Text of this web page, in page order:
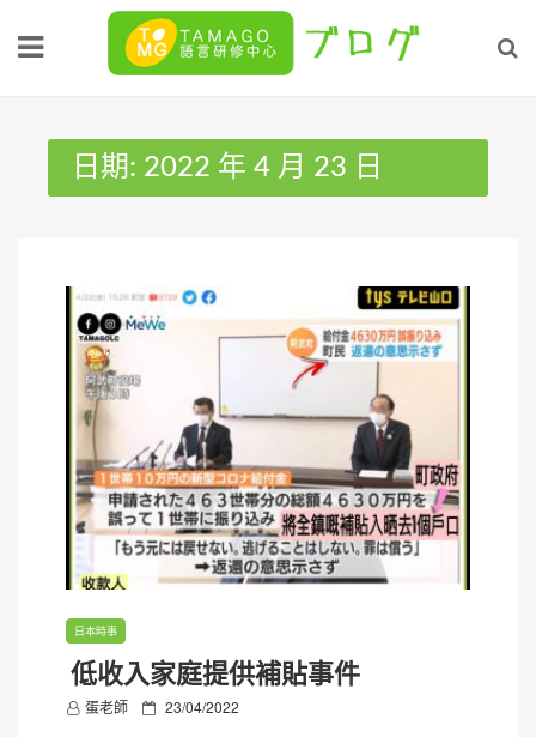
日期: 2022 年 4 月 23 日
日本時事
低收入家庭提供補貼事件
蛋老師
P 23/04/2022